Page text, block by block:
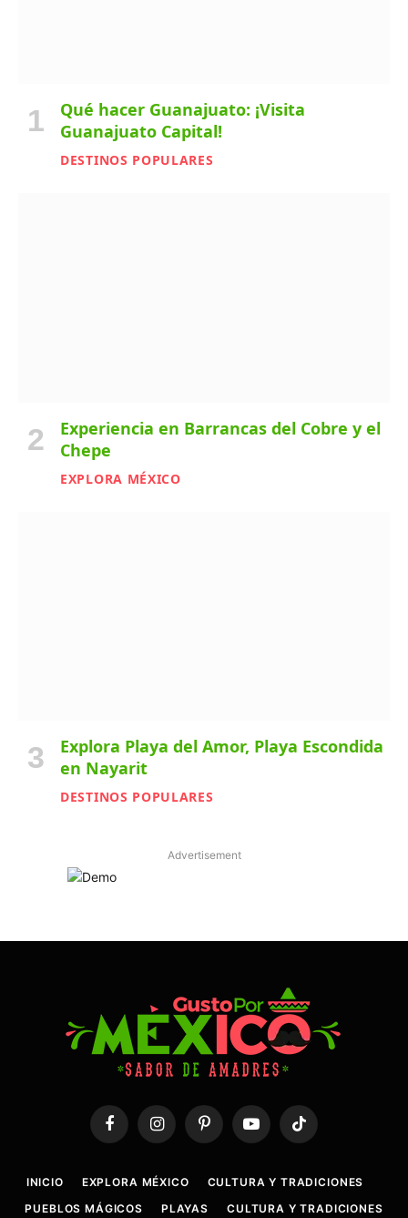
Qué hacer Guanajuato: ¡Visita
Guanajuato Capital!
DESTINOS POPULARES
Experiencia en Barrancas del Cobre y el
Chepe
EXPLORA MÉXICO
Explora Playa del Amor, Playa Escondida
en Nayarit
DESTINOS POPULARES
Advertisement
FacebookInstagramPinterestYouTubeTikTok
INICIO EXPLORA MÉXICO
CULTURA Y TRADICIONES
PUEBLOS MÁGICOS
PLAYAS CULTURA Y TRADICIONES